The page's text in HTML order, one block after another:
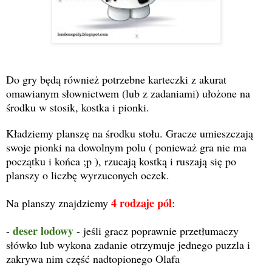
Do gry będą również potrzebne karteczki z akurat
omawianym słownictwem (lub z zadaniami) ułożone na
środku w stosik, kostka i pionki.
Kładziemy planszę na środku stołu. Gracze umieszczają
swoje pionki na dowolnym polu ( ponieważ gra nie ma
początku i końca ;p ), rzucają kostką i ruszają się po
planszy o liczbę wyrzuconych oczek.
Na planszy znajdziemy 4 rodzaje pól:
- deser lodowy - jeśli gracz poprawnie przetłumaczy
słówko lub wykona zadanie otrzymuje jednego puzzla i
zakrywa nim część nadtopionego Olafa